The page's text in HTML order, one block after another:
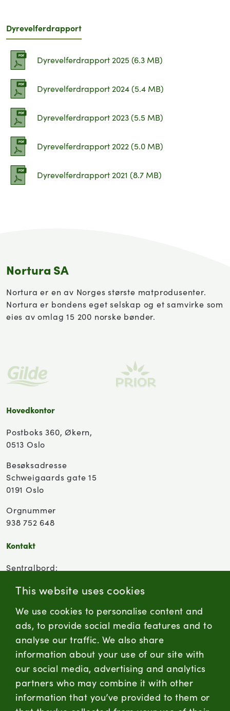
This website uses cookies
We use cookies to personalise content and
ads, to provide social media features and to
analyse our traffic. We also share
information about your use of our site with
our social media, advertising and analytics
partners who may combine it with other
information that you’ve provided to them or
Dyrevelferdrapport
Dyrevelferdrapport 2025 (6.3 MB)
Dyrevelferdrapport 2024 (5.4 MB)
Dyrevelferdrapport 2023 (5.5 MB)
Dyrevelferdrapport 2022 (5.0 MB)
Dyrevelferdrapport 2021 (8.7 MB)
Nortura SA
Nortura er en av Norges største matprodusenter.
Nortura er bondens eget selskap og et samvirke som
eies av omlag 15 200 norske bønder.
Hovedkontor
Postboks 360, Økern,
0513 Oslo
Besøksadresse
Schweigaards gate 15
0191 Oslo
Orgnummer
938 752 648
Kontakt
Sentralbord:
Kontaktskjema
firmapost@nortura.no
LinkedInFacebookInstagram